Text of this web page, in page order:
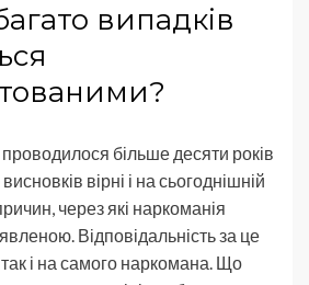
випадків
більше десяти років
вірні і на сьогоднішній
через які наркоманія
Відповідальність за це
так і на самого наркомана. Що